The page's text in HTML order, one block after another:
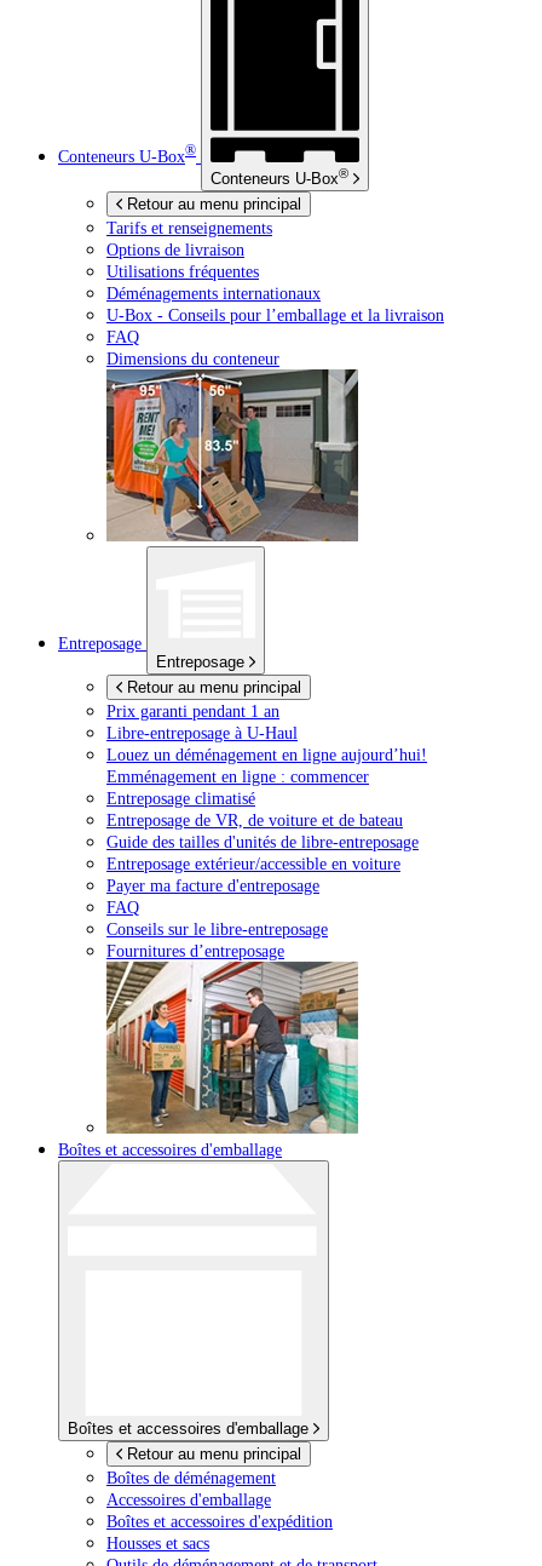
Conteneurs U-Box®
Conteneurs U-Box®
Retour au menu principal
Tarifs et renseignements
Options de livraison
Utilisations fréquentes
Déménagements internationaux
U-Box - Conseils pour l’emballage et la livraison
FAQ
Dimensions du conteneur
Entreposage
Entreposage
Retour au menu principal
Prix garanti pendant 1 an
Libre-entreposage à U-Haul
Louez un déménagement en ligne aujourd’hui!
Emménagement en ligne : commencer
Entreposage climatisé
Entreposage de VR, de voiture et de bateau
Guide des tailles d'unités de libre-entreposage
Entreposage extérieur/accessible en voiture
Payer ma facture d'entreposage
FAQ
Conseils sur le libre-entreposage
Fournitures d’entreposage
Boîtes et accessoires d'emballage
Boîtes et accessoires d'emballage
Retour au menu principal
Boîtes de déménagement
Accessoires d'emballage
Boîtes et accessoires d'expédition
Housses et sacs